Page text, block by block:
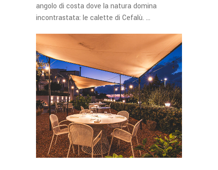
angolo di costa dove la natura domina
incontrastata: le calette di Cefalù.